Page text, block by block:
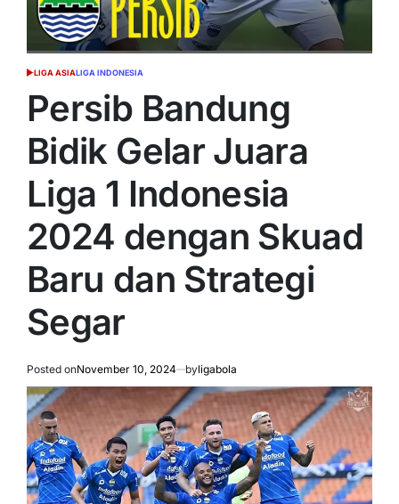
POSTED
LIGA ASIALIGA INDONESIA
Persib Bandung
Bidik Gelar Juara
Liga 1 Indonesia
2024 dengan Skuad
Baru dan Strategi
Segar
Posted onNovember 10, 2024 byligabola